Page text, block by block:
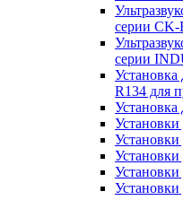
серии
серии
Установка
R134 для
Установки
Установки